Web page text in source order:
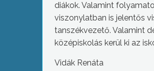
diákok. Valamint
viszonylatban is jelentős
tanszékvezető. Valamint
középiskolás kerül ki az
Vidák Renáta